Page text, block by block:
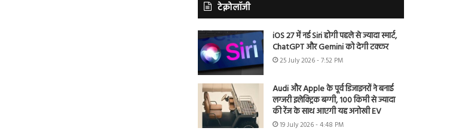
टेक्नोलॉजी
iOS 27 में नई Siri होगी पहले से ज्यादा स्मार्ट,
ChatGPT और Gemini को देगी टक्कर
25 July 2026 - 7:52 PM
Audi और Apple के पूर्व डिजाइनरों ने बनाई
लग्जरी इलेक्ट्रिक बग्गी, 100 किमी से ज्यादा
की रेंज के साथ आएगी यह अनोखी EV
19 July 2026 - 4:48 PM